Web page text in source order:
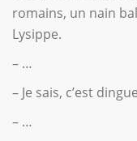
romains, un nain
Lysippe.
– …
– Je sais, c’est
– …